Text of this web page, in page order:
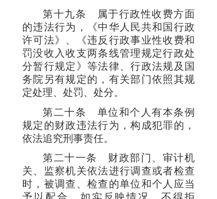
第十九条 属于行政性收费方面
的违法行为，《中华人民共和国行政
许可法》、《违反行政事业性收费和
罚没收入收支两条线管理规定行政处
分暂行规定》等法律、行政法规及国
务院另有规定的，有关部门依照其规
定处理、处罚、处分。
第二十条 单位和个人有本条例
规定的财政违法行为，构成犯罪的，
依法追究刑事责任。
第二十一条 财政部门、审计机
关、监察机关依法进行调查或者检查
时，被调查、检查的单位和个人应当